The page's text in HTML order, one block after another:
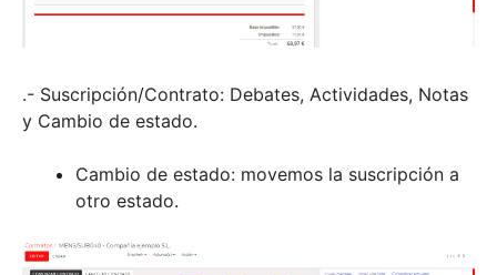
.- Suscripción/Contrato: Debates, Actividades, Notas
y Cambio de estado.
Cambio de estado: movemos la suscripción a
otro estado.